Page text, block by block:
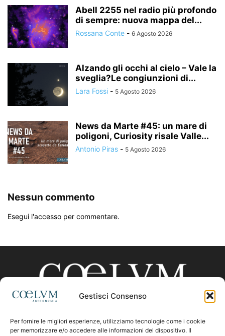
Gestisci Consenso
Per fornire le migliori esperienze, utilizziamo tecnologie come i cookie
per memorizzare e/o accedere alle informazioni del dispositivo. Il
Abell 2255 nel radio più profondo
di sempre: nuova mappa del...
Rossana Conte - 6 Agosto 2026
Alzando gli occhi al cielo – Vale la
sveglia?Le congiunzioni di...
Lara Fossi - 5 Agosto 2026
News da Marte #45: un mare di
poligoni, Curiosity risale Valle...
Antonio Piras - 5 Agosto 2026
Nessun commento
Esegui l'accesso per commentare.
CHI SIAMO